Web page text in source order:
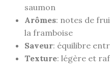
saumon
Arômes: notes de
la framboise
Saveur: équilibre
Texture: légère et